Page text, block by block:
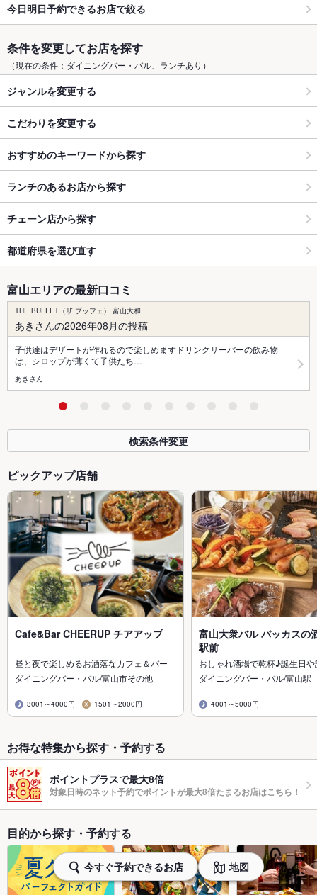
今日明日予約できるお店で絞る
条件を変更してお店を探す
（現在の条件：ダイニングバー・バル、ランチあり）
ジャンルを変更する
こだわりを変更する
おすすめのキーワードから探す
ランチのあるお店から探す
チェーン店から探す
都道府県を選び直す
富山エリアの最新口コミ
THE BUFFET（ザ ブッフェ） 富山大和
あきさんの2026年08月の投稿
子供達はデザートが作れるので楽しめますドリンクサーバーの飲み物
は、シロップが薄くて子供たち…
あきさん
検索条件変更
ピックアップ店舗
Cafe&Bar CHEERUP チアアップ
昼と夜で楽しめるお洒落なカフェ＆バー
ダイニングバー・バル/富山市その他
3001～4000円 1501～2000円
富山大衆バル バッカスの
駅前
おしゃれ酒場で乾杯♪誕生日
ダイニングバー・バル/富山駅
4001～5000円
お得な特集から探す・予約する
ポイントプラスで最大8倍
対象日時のネット予約でポイントが最大8倍たまるお店はこちら！
目的から探す・予約する
今すぐ予約できるお店 地図